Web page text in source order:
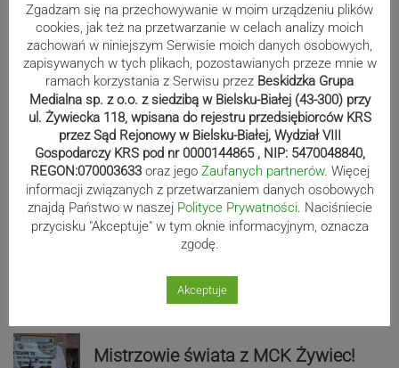
Sport
Beniaminek ze spadkowiczem na
remis. Podbeskidzie – Lechia 2:2 |
ZDJĘCIA
Biało-zieloni nadal niepokonani.
Mistrzowie świata z MCK Żywiec!
Zgadzam się na przechowywanie w moim urządzeniu plików
cookies, jak też na przetwarzanie w celach analizy moich
zachowań w niniejszym Serwisie moich danych osobowych,
zapisywanych w tych plikach, pozostawianych przeze mnie w
ramach korzystania z Serwisu przez Beskidzka Grupa
Medialna sp. z o.o. z siedzibą w Bielsku-Białej (43-300) przy
ul. Żywiecka 118, wpisana do rejestru przedsiębiorców KRS
przez Sąd Rejonowy w Bielsku-Białej, Wydział VIII
Gospodarczy KRS pod nr 0000144865 , NIP: 5470048840,
REGON:070003633 oraz jego Zaufanych partnerów. Więcej
informacji związanych z przetwarzaniem danych osobowych
znajdą Państwo w naszej Polityce Prywatności. Naciśniecie
przycisku "Akceptuje" w tym oknie informacyjnym, oznacza
zgodę.
Akceptuje